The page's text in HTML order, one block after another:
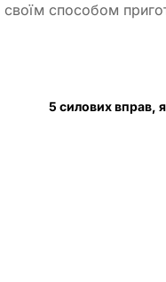
способом
5 силових вправ,